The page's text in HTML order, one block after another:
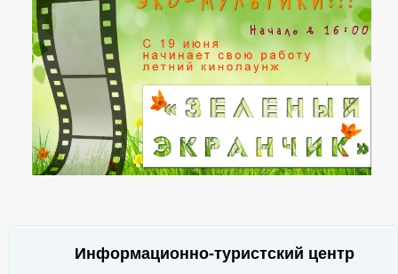
Информационно-туристский центр